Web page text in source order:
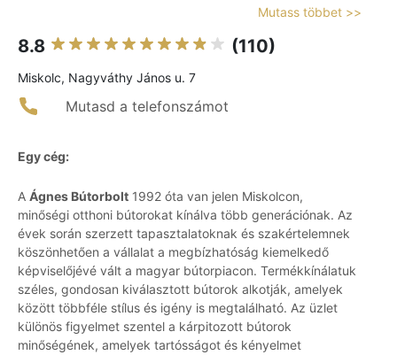
Mutass többet >>
8.8 (110)
Miskolc, Nagyváthy János u. 7
Mutasd a telefonszámot
Egy cég:
A Ágnes Bútorbolt 1992 óta van jelen Miskolcon,
minőségi otthoni bútorokat kínálva több generációnak. Az
évek során szerzett tapasztalatoknak és szakértelemnek
köszönhetően a vállalat a megbízhatóság kiemelkedő
képviselőjévé vált a magyar bútorpiacon. Termékkínálatuk
széles, gondosan kiválasztott bútorok alkotják, amelyek
között többféle stílus és igény is megtalálható. Az üzlet
különös figyelmet szentel a kárpitozott bútorok
minőségének, amelyek tartósságot és kényelmet